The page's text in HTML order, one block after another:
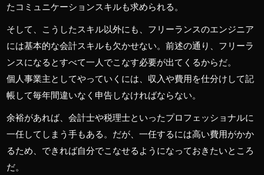
たコミュニケーションスキルも求められる。
そして、こうしたスキル以外にも、フリーランスのエンジニア
には基本的な会計スキルも欠かせない。前述の通り、フリーラ
ンスになるとすべて一人でこなす必要が出てくるからだ。
個人事業主としてやっていくには、収入や費用を仕分けして記
帳して毎年間違いなく申告しなければならない。
余裕があれば、会計士や税理士といったプロフェッショナルに
一任してしまう手もある。だが、一任するには高い費用がかか
るため、できれば自分でこなせるようになっておきたいところ
だ。